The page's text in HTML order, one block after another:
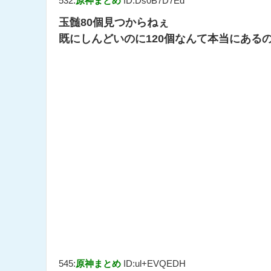
玉髄80個見つからねぇ
既にしんどいのに120個なんて本当にある
545:原神まとめ ID:ul+EVQEDH